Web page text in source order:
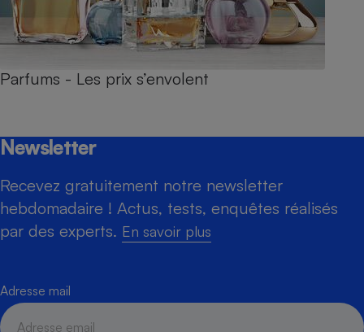
Parfums - Les prix s’envolent
Newsletter
Recevez gratuitement notre newsletter
hebdomadaire ! Actus, tests, enquêtes réalisés
par des experts. En savoir plus
Adresse mail